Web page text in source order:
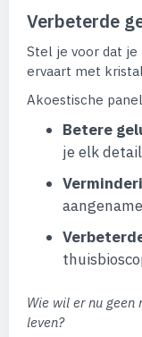
Verbeterde
Stel je voor dat je
ervaart met
Akoestische
Betere
je elk
Wie wil er nu
leven?